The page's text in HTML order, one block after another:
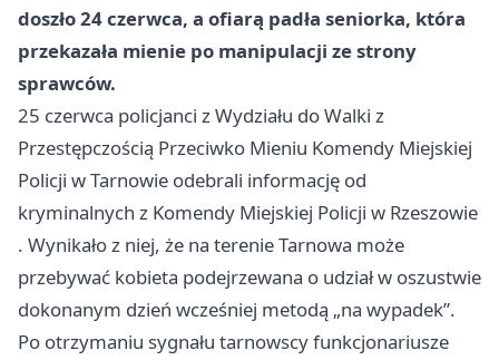
doszło 24 czerwca, a ofiarą padła seniorka, która
przekazała mienie po manipulacji ze strony
sprawców.
25 czerwca policjanci z Wydziału do Walki z
Przestępczością Przeciwko Mieniu Komendy Miejskiej
Policji w Tarnowie odebrali informację od
kryminalnych z Komendy Miejskiej Policji w Rzeszowie
. Wynikało z niej, że na terenie Tarnowa może
przebywać kobieta podejrzewana o udział w oszustwie
dokonanym dzień wcześniej metodą „na wypadek”.
Po otrzymaniu sygnału tarnowscy funkcjonariusze